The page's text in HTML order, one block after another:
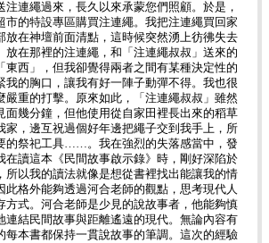
注連繩過來，長久以來承蒙您們照顧。於是，
市的特設專區購買注連繩。我把注連繩買回家
放在神壇前面清點，這時候突然湧上彷彿失去
放在那裡的注連繩，和「注連繩叔叔」送來的
東西」，但我卻覺得兩者之間有某種決定性的
我的胸口，讓我有好一陣子動彈不得。我也很
嚴重的打擊。原來如此，「注連繩叔叔」雖然
面幾分鐘，但他使用從自家田裡長出來的稻草
家，邊互祝過個好年邊把繩子交到我手上，所
的祭祀工具……。我在強烈的失落感當中，發
在讀這本《民間故事啟示錄》時，剛好深陷於
所以我的讀法就像是想從書裡找出能讓我的情
此格外能夠透過河合老師的觀點，思考現代人
方式。河合老師是少見的說故事者，他能夠慎
連結民間故事與距離遙遠的現代。無論內容有
每本書都保持一貫說故事的筆調。這次的經驗